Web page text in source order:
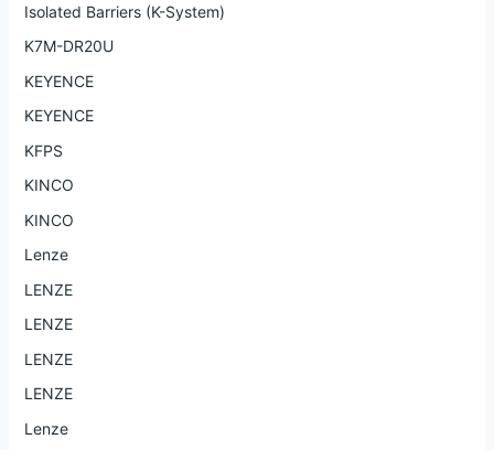
Isolated Barriers (K-System)
K7M-DR20U
KEYENCE
KEYENCE
KFPS
KINCO
KINCO
Lenze
LENZE
LENZE
LENZE
LENZE
Lenze